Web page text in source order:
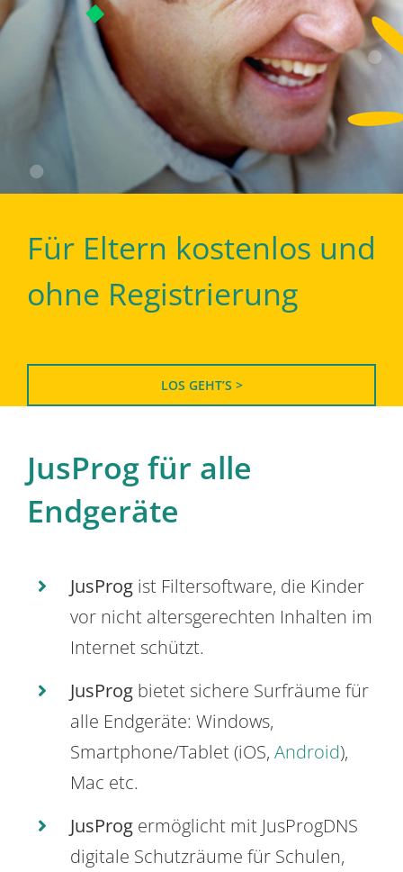
Für Eltern kostenlos und
ohne Registrierung
LOS GEHT’S >
JusProg für alle
Endgeräte
JusProg ist Filtersoftware, die Kinder
vor nicht altersgerechten Inhalten im
Internet schützt.
JusProg bietet sichere Surfräume für
alle Endgeräte: Windows,
Smartphone/Tablet (iOS, Android),
Mac etc.
JusProg ermöglicht mit JusProgDNS
digitale Schutzräume für Schulen,